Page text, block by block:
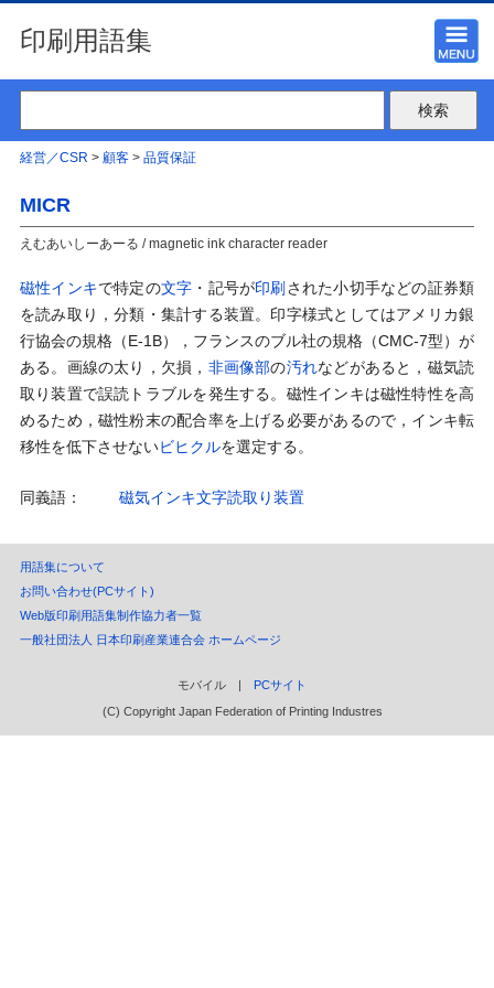
印刷用語集
経営／CSR > 顧客> 品質保証
MICR
えむあいしーあーる / magnetic ink character reader
磁性インキで特定の文字 ・記号が印刷 された小切手などの証券類
を読み取り，分類・集計する装置。印字様式としてはアメリカ銀
行協会の規格（E-1B），フランスのブル社の規格（CMC-7型）が
ある。画線の太り，欠損， 非画像部の汚れなどがあると，磁気読
取り装置で誤読トラブルを発生する。磁性インキは磁性特性を高
めるため，磁性粉末の配合率を上げる必要があるので，インキ転
移性を低下させないビヒクルを選定する。
同義語： 磁気インキ文字読取り装置
用語集について
お問い合わせ(PCサイト)
Web版印刷用語集制作協力者一覧
一般社団法人 日本印刷産業連合会 ホームページ
モバイル | PCサイト
(C) Copyright Japan Federation of Printing Industres